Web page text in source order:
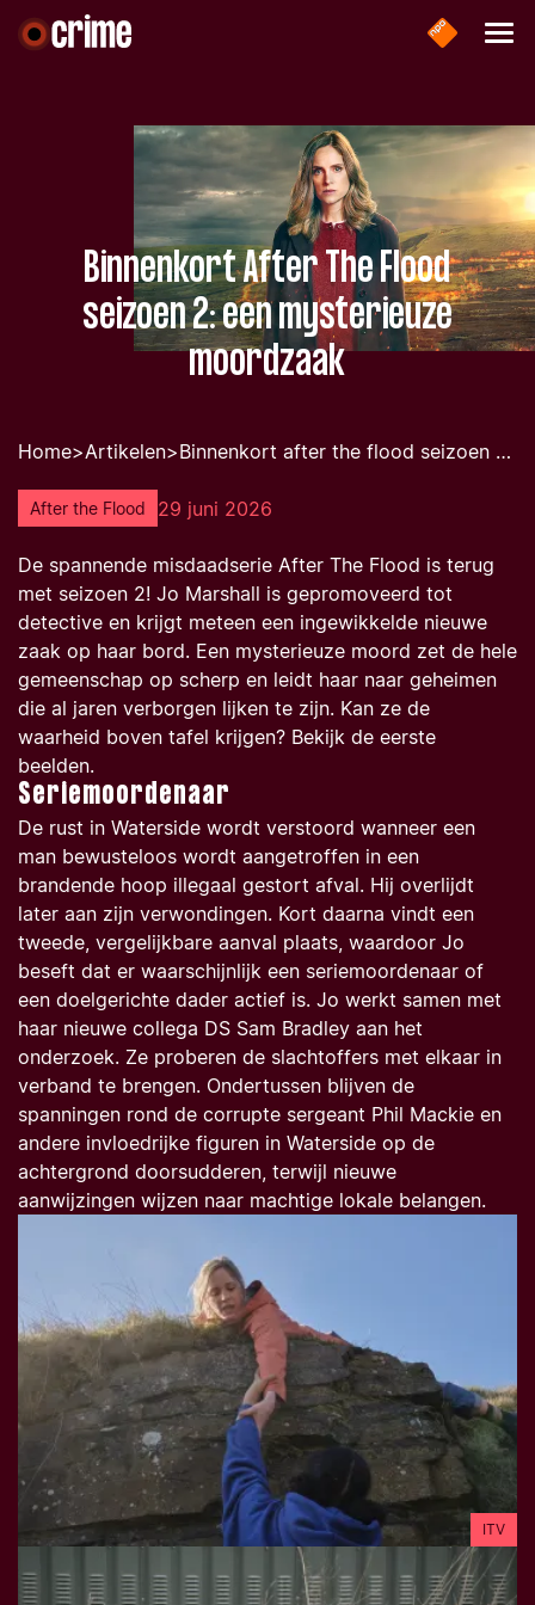
Binnenkort After The Flood
seizoen 2: een mysterieuze
moordzaak
Home>Artikelen> Binnenkort after the flood seizoen 2 een mysterieuze moordzaak
After the Flood 29 juni 2026
De spannende misdaadserie After The Flood is terug
met seizoen 2! Jo Marshall is gepromoveerd tot
detective en krijgt meteen een ingewikkelde nieuwe
zaak op haar bord. Een mysterieuze moord zet de hele
gemeenschap op scherp en leidt haar naar geheimen
die al jaren verborgen lijken te zijn. Kan ze de
waarheid boven tafel krijgen? Bekijk de eerste
beelden.
Seriemoordenaar
De rust in Waterside wordt verstoord wanneer een
man bewusteloos wordt aangetroffen in een
brandende hoop illegaal gestort afval. Hij overlijdt
later aan zijn verwondingen. Kort daarna vindt een
tweede, vergelijkbare aanval plaats, waardoor Jo
beseft dat er waarschijnlijk een seriemoordenaar of
een doelgerichte dader actief is. Jo werkt samen met
haar nieuwe collega DS Sam Bradley aan het
onderzoek. Ze proberen de slachtoffers met elkaar in
verband te brengen. Ondertussen blijven de
spanningen rond de corrupte sergeant Phil Mackie en
andere invloedrijke figuren in Waterside op de
achtergrond doorsudderen, terwijl nieuwe
aanwijzingen wijzen naar machtige lokale belangen.
ITV